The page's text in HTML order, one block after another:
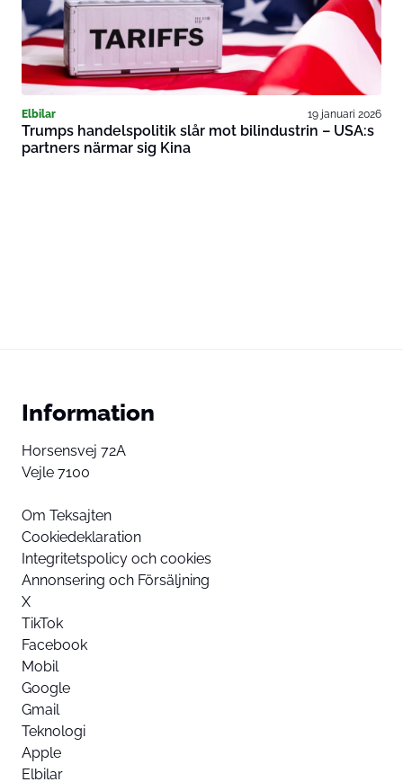
Elbilar 19 januari 2026
Trumps handelspolitik slår mot bilindustrin – USA:s
partners närmar sig Kina
Information
Horsensvej 72A
Vejle 7100
Om Teksajten
Cookiedeklaration
Integritetspolicy och cookies
Annonsering och Försäljning
X
TikTok
Facebook
Mobil
Google
Gmail
Teknologi
Apple
Elbilar